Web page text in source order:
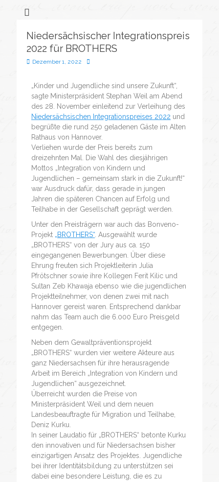
Göttingen
Wohnanlagen
Niedersächsischer Integrationspreis
2022 für BROTHERS
Dezember 1, 2022
„Kinder und Jugendliche sind unsere Zukunft“,
sagte Ministerpräsident Stephan Weil am Abend
des 28. November einleitend zur Verleihung des
Niedersächsischen Integrationspreises 2022 und
begrüßte die rund 250 geladenen Gäste im Alten
Rathaus von Hannover.
Verliehen wurde der Preis bereits zum
dreizehnten Mal. Die Wahl des diesjährigen
Mottos „Integration von Kindern und
Jugendlichen – gemeinsam stark in die Zukunft!“
war Ausdruck dafür, dass gerade in jungen
Jahren die späteren Chancen auf Erfolg und
Teilhabe in der Gesellschaft geprägt werden.
Unter den Preisträgern war auch das Bonveno-
Projekt „BROTHERS“ . Ausgewählt wurde
„BROTHERS“ von der Jury aus ca. 150
eingegangenen Bewerbungen. Über diese
Ehrung freuten sich Projektleiterin Julia
Pfrötschner sowie ihre Kollegen Ferit Kilic und
Sultan Zeb Khawaja ebenso wie die jugendlichen
Projektteilnehmer, von denen zwei mit nach
Hannover gereist waren. Entsprechend dankbar
nahm das Team auch die 6.000 Euro Preisgeld
entgegen.
Neben dem Gewaltpräventionsprojekt
„BROTHERS“ wurden vier weitere Akteure aus
ganz Niedersachsen für ihre herausragende
Arbeit im Bereich „Integration von Kindern und
Jugendlichen“ ausgezeichnet.
Überreicht wurden die Preise von
Ministerpräsident Weil und dem neuen
Landesbeauftragte für Migration und Teilhabe,
Deniz Kurku.
In seiner Laudatio für „BROTHERS“ betonte Kurku
den innovativen und für Niedersachsen bisher
einzigartigen Ansatz des Projektes. Jugendliche
bei ihrer Identitätsbildung zu unterstützen sei
dabei eine besondere Leistung, die es zu